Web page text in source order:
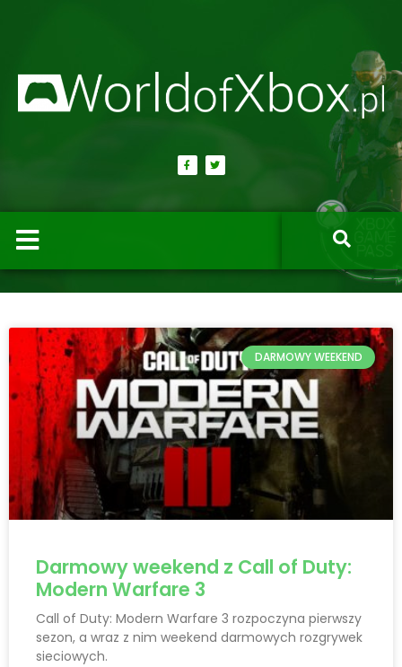
DARMOWY WEEKEND
Darmowy weekend z Call of Duty:
Modern Warfare 3
Call of Duty: Modern Warfare 3 rozpoczyna pierwszy
sezon, a wraz z nim weekend darmowych rozgrywek
sieciowych.